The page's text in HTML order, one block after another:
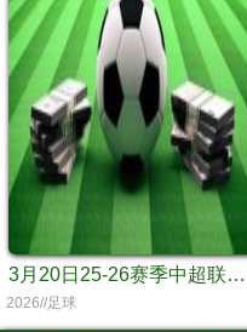
3月20日25-26赛季中超联赛 大连英博海发VS上海海港
2026//足球